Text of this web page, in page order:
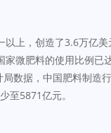
上，创造了3.6万亿美
微肥料的使用比例已
数据，中国肥料制造
至5871亿元。